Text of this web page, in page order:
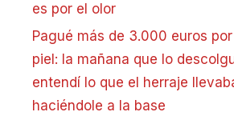
es por el olor
Pagué más de 3.000 euros
piel: la mañana que lo
entendí lo que el herraje
haciéndole a la base